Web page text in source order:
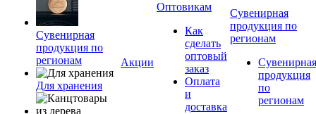
Сувенирная
продукция по
регионам
Для хранения
Акции
Оптовикам
Как
сделать
оптовый
заказ
Оплата
и
доставка
Сувенирная
продукция по
регионам
Сувенирная
продукция
по
регионам